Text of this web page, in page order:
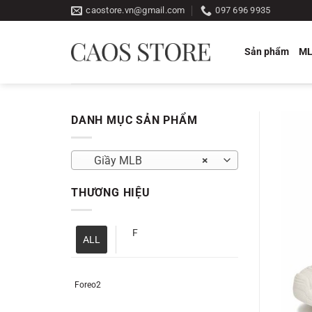
qua
caostore.vn@gmail.com 097 696 9935
Sản phẩm
DANH MỤC SẢN PHẨM
×
Giầy MLB
THƯƠNG HIỆU
ALL
F
Foreo2